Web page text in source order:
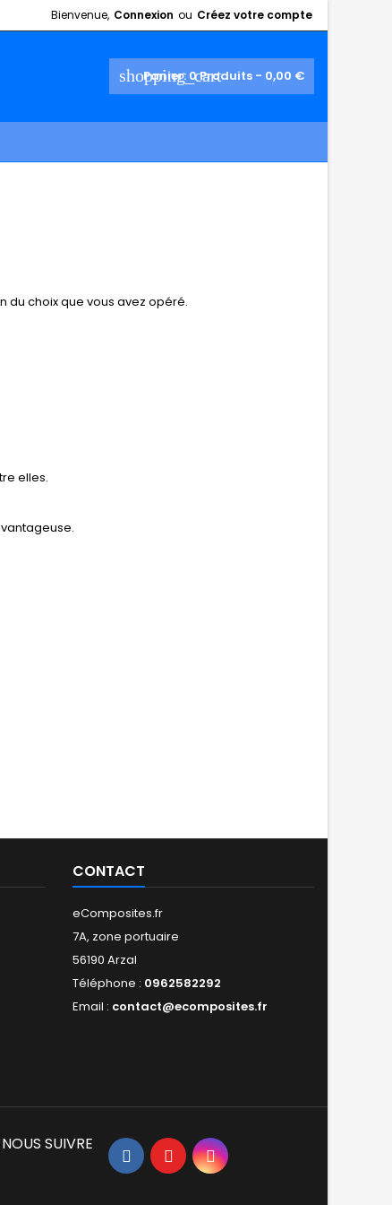
Bienvenue, Connexion ou Créez votre compte
shopping_cart
Panier: 0Produits - 0,00 €
du choix que vous avez opéré.
elles.
CONTACT
eComposites.fr
7A, zone portuaire
56190 Arzal
Téléphone : 0962582292
Email : contact@ecomposites.fr
NOUS SUIVRE